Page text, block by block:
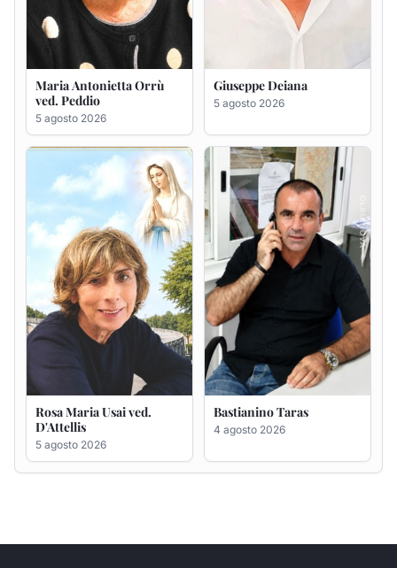
Rosa Maria Usai ved.
D'Attellis
5 agosto 2026
Bastianino Taras
4 agosto 2026